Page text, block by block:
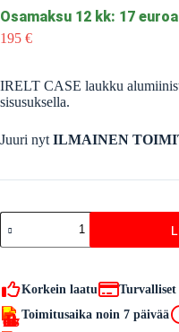
Osamaksu 12 kk: 17
195 €
IRELT CASE laukku
sisusuksella.
Juuri nyt ILMAINEN
IRELT
CASE
määrä
Korkein laatu
Toimitusaika noin 7 päivää